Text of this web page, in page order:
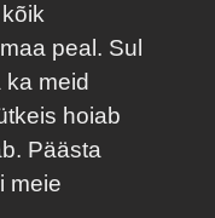
peal. Sul
meid
hoiab
Päästa
meie